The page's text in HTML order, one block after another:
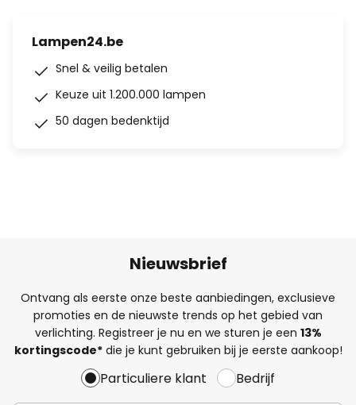
Lampen24.be
Snel & veilig betalen
Keuze uit 1.200.000 lampen
50 dagen bedenktijd
Nieuwsbrief
Ontvang als eerste onze beste aanbiedingen, exclusieve
promoties en de nieuwste trends op het gebied van
verlichting. Registreer je nu en we sturen je een 13%
kortingscode*die je kunt gebruiken bij je eerste aankoop!
Particuliere klant Bedrijf